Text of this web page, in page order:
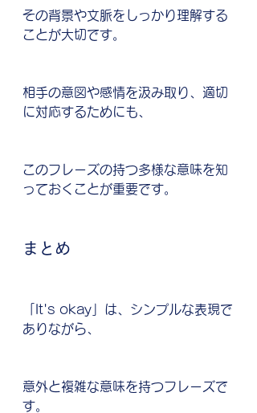
その背景や文脈をしっかり理解する
ことが大切です。
相手の意図や感情を汲み取り、適切
に対応するためにも、
このフレーズの持つ多様な意味を知
っておくことが重要です。
まとめ
「It's okay」は、シンプルな表現で
ありながら、
意外と複雑な意味を持つフレーズで
す。